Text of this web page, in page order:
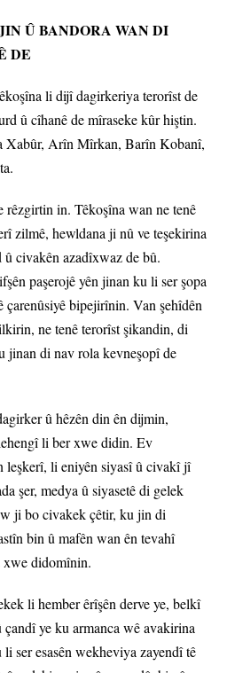
Û BANDORA WAN DI
DE
li dijî dagirkeriya terorîst de
û cîhanê de mîraseke kûr hiştin.
Xabûr, Arîn Mîrkan, Barîn Kobanî,
rêzgirtin in. Têkoşîna wan ne tenê
zilmê, hewldana ji nû ve teşekirina
civakên azadîxwaz de bû.
paşerojê yên jinan ku li ser şopa
bipejirînin. Van şehîdên
ne tenê terorîst şikandin, di
jinan di nav rola kevneşopî de
û hêzên din ên dijmin,
li ber xwe didin. Ev
leşkerî, li eniyên siyasî û civakî jî
şer, medya û siyasetê di gelek
ji bo civakek çêtir, ku jin di
bin û mafên wan ên tevahî
didomînin.
li hember êrîşên derve ye, belkî
ye ku armanca wê avakirina
ser esasên wekheviya zayendî tê